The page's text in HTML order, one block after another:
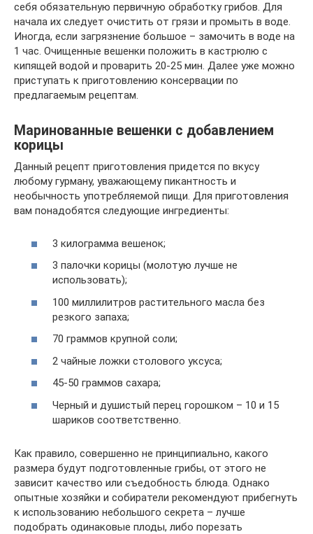
себя обязательную первичную обработку грибов. Для
начала их следует очистить от грязи и промыть в воде.
Иногда, если загрязнение большое – замочить в воде на
1 час. Очищенные вешенки положить в кастрюлю с
кипящей водой и проварить 20-25 мин. Далее уже можно
приступать к приготовлению консервации по
предлагаемым рецептам.
Маринованные вешенки с добавлением
корицы
Данный рецепт приготовления придется по вкусу
любому гурману, уважающему пикантность и
необычность употребляемой пищи. Для приготовления
вам понадобятся следующие ингредиенты:
3 килограмма вешенок;
3 палочки корицы (молотую лучше не
использовать);
100 миллилитров растительного масла без
резкого запаха;
70 граммов крупной соли;
2 чайные ложки столового уксуса;
45-50 граммов сахара;
Черный и душистый перец горошком – 10 и 15
шариков соответственно.
Как правило, совершенно не принципиально, какого
размера будут подготовленные грибы, от этого не
зависит качество или съедобность блюда. Однако
опытные хозяйки и собиратели рекомендуют прибегнуть
к использованию небольшого секрета – лучше
подобрать одинаковые плоды, либо порезать